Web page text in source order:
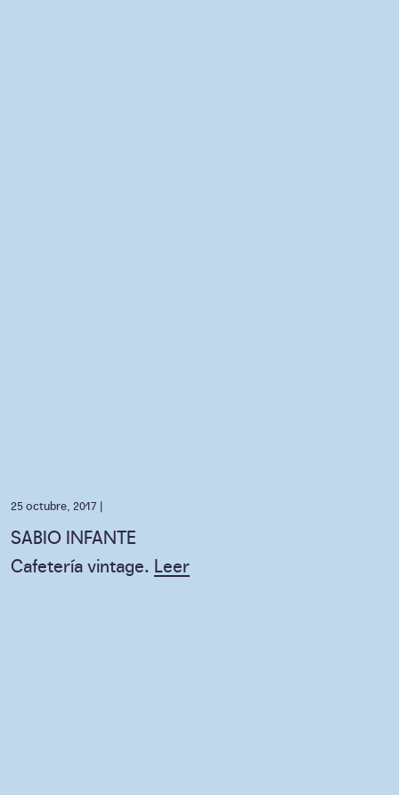
25 octubre, 2017 |
SABIO INFANTE
Cafetería vintage. Leer